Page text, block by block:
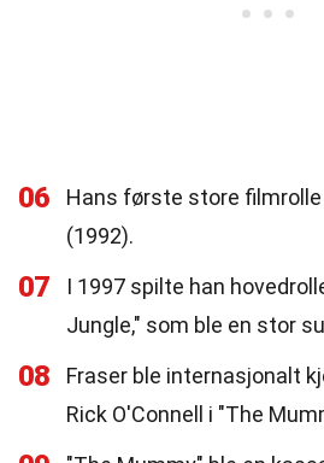
06
Hans første store filmrolle
(1992).
07
I 1997 spilte han
Jungle," som ble en stor
08
Fraser ble internasjonalt
Rick O'Connell i "The